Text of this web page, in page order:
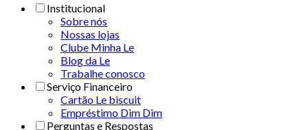
Institucional
Sobre nós
Nossas lojas
Clube Minha Le
Blog da Le
Trabalhe conosco
Serviço Financeiro
Cartão Le biscuit
Empréstimo Dim Dim
Perguntas e Respostas